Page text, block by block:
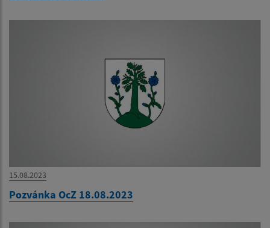
15.08.2023
Pozvánka OcZ 18.08.2023